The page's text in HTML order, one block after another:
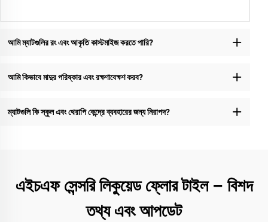
আমি ম্যাটগুলির রং এবং আকৃতি কাস্টমাইজ করতে পারি?
আমি কিভাবে মাদুর পরিষ্কার এবং রক্ষণাবেক্ষণ করব?
ম্যাটগুলি কি স্কুল এবং থেরাপি কেন্দ্রে ব্যবহারের জন্য নিরাপদ?
এইচএফ সেন্সরি লিকুয়েড ফ্লোর টাইল – বিশদ
তথ্য এবং আপডেট